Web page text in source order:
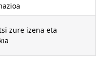
zure izena eta